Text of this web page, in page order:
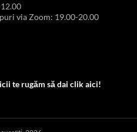
via Zoom: 19.00-20.00
te rugăm să dai clik aici!